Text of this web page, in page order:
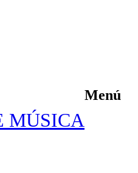
MÚSICA
Menú